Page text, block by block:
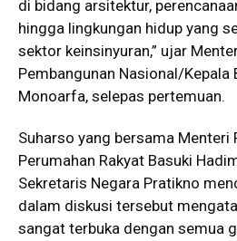
di bidang arsitektur,
hingga lingkungan hidup yang
sektor keinsinyuran,” ujar
Pembangunan Nasional/Kepala
Monoarfa, selepas pertemuan.
Suharso yang bersama Menteri
Perumahan Rakyat Basuki
Sekretaris Negara Pratikno
dalam diskusi tersebut
sangat terbuka dengan semua